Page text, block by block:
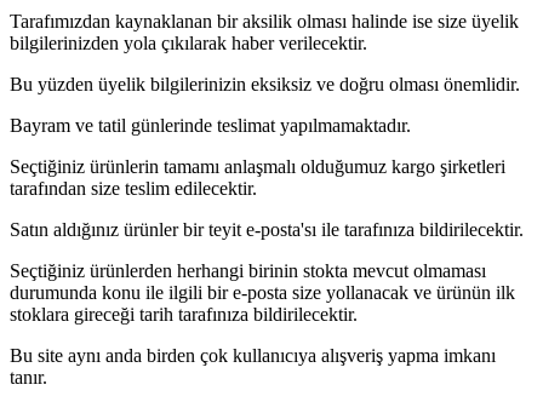
Tarafımızdan kaynaklanan bir aksilik olması halinde ise size üyelik
bilgilerinizden yola çıkılarak haber verilecektir.
Bu yüzden üyelik bilgilerinizin eksiksiz ve doğru olması önemlidir.
Bayram ve tatil günlerinde teslimat yapılmamaktadır.
Seçtiğiniz ürünlerin tamamı anlaşmalı olduğumuz kargo şirketleri
tarafından size teslim edilecektir.
Satın aldığınız ürünler bir teyit e-posta'sı ile tarafınıza bildirilecektir.
Seçtiğiniz ürünlerden herhangi birinin stokta mevcut olmaması
durumunda konu ile ilgili bir e-posta size yollanacak ve ürünün ilk
stoklara gireceği tarih tarafınıza bildirilecektir.
Bu site aynı anda birden çok kullanıcıya alışveriş yapma imkanı
tanır.